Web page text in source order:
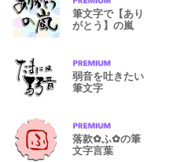
筆文字で【あり
がとう】の嵐
弱音を吐きたい
筆文字
落款✿ふ✿の筆
文字言葉